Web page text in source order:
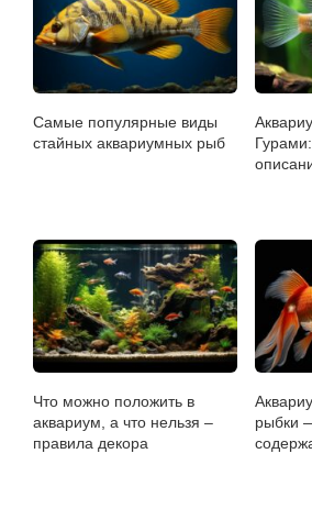
Самые популярные виды
стайных аквариумных рыб
Что можно положить в
аквариум, а что нельзя –
правила декора
рыбки